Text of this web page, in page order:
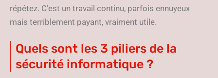
répétez. C’est un travail continu, parfois ennuyeux
mais terriblement payant, vraiment utile.
Quels sont les 3 piliers de la
sécurité informatique ?